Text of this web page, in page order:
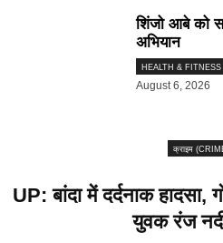
शिंजो आबे को
अभियान
HEALTH & FITNESS
August 6, 2026
क्राइम
UP: बांदा में दर्दनाक हादसा,
युवक रंज